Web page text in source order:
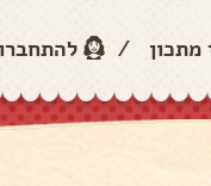
מתכון /